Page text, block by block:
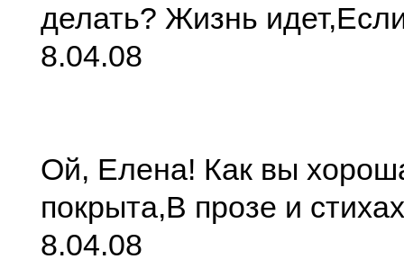
делать? Жизнь идет,
8.04.08
Ой, Елена! Как вы
покрыта,В прозе и
8.04.08